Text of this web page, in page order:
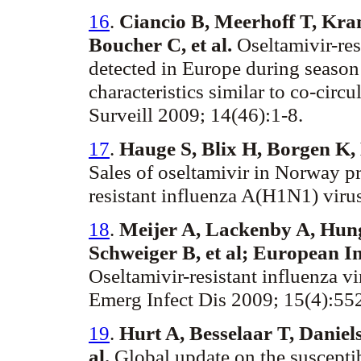
16. Ciancio B, Meerhoff T,
Boucher C, et al. Oseltamivir-
detected in Europe during
characteristics similar to co-
Surveill 2009; 14(46):1-8.
17. Hauge S, Blix H, Borgen
Sales of oseltamivir in Norway
resistant influenza A(H1N1)
18. Meijer A, Lackenby A,
Schweiger B, et al; European
Oseltamivir-resistant influenza
Emerg Infect Dis 2009;
19. Hurt A, Besselaar T,
al. Global update on the